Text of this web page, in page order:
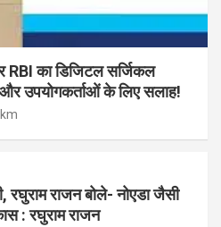
का डिजिटल सर्जिकल
उपयोगकर्ताओं के लिए सलाह!
राजन बोले- नोएडा जैसी
: रघुराम राजन